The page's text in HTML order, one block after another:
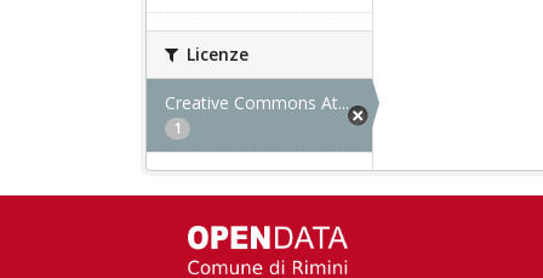
Licenze
Creative Commons At...
1